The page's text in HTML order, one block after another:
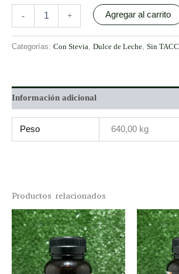
- + Agregar al carrito
Categorías: Con Stevia Dulce de Leche Sin TACC
Información adicional
Peso 640,00 kg
Productos relacionados